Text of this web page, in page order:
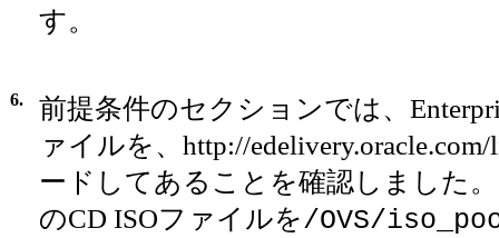
す。
6.
前提条件のセクションでは、
ァイルを、http://
ードしてあることを確認しました。
のCD ISOファイルを/OVS/